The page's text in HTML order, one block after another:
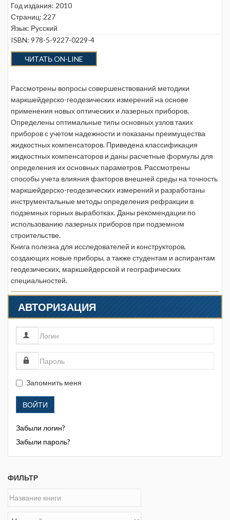
Год издания: 2010
Страниц: 227
Язык: Русский
ISBN: 978-5-9227-0229-4
ЧИТАТЬ ON-LINE
Рассмотрены вопросы совершенствований методики
маркшейдерско-геодезических измерений на основе
применения новых оптических и лазерных приборов.
Определены оптимальные типы основных узлов таких
приборов с учетом надежности и показаны преимущества
жидкостных компенсаторов. Приведена классификация
жидкостных компенсаторов и даны расчетные формулы для
определения их основных параметров. Рассмотрены
способы учета влияния факторов внешней среды на точность
маркшейдерско-геодезических измерений и разработаны
инструментальные методы определения рефракции в
подземных горных выработках. Даны рекомендации по
использованию лазерных приборов при подземном
строительстве.
Книга полезна для исследователей и конструкторов,
создающих новые приборы, а также студентам и аспирантам
геодезических, маркшейдерской и географических
специальностей.
АВТОРИЗАЦИЯ
Запомнить меня
ВОЙТИ
Забыли логин?
Забыли пароль?
ФИЛЬТР